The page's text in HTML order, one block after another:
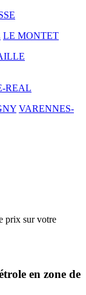
LE MONTET
REAL
VARENNES-
prix sur votre
en zone de